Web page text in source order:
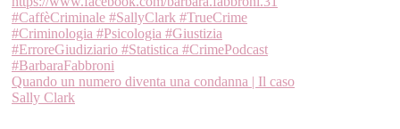
Quando un numero diventa una condanna | Il caso
Sally Clark